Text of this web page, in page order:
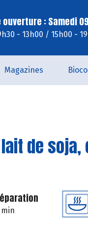
ouverture : Samedi
- 13h00 / 15h00 -
Magazines
de
min